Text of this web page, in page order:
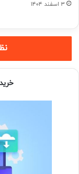
۳ اسفند ۱۴۰۴